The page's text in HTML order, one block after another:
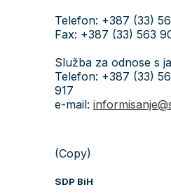
Telefon: +387 (33)
Fax: +387 (33) 563
Služba za odnose s
Telefon: +387 (33)
917
e-mail:
(Copy)
SDP BiH